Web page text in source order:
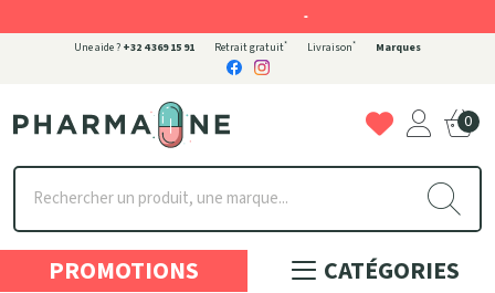
Une aide ? +32 4 369 15 91 Retrait gratuit* Livraison* Marques
Pharmaone Votre pharmacie en ligne à votre service
0
PROMOTIONS CATÉGORIES